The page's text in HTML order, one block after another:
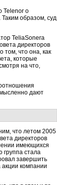
Telenor о
образом, суд
TeliaSonera
директоров
том, что она, как
которые
на что,
дают
что летом 2005
директоров
имеющихся
группа стала
завершить
компании